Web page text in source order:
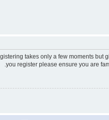
takes only a few moments
you register please ensure you are